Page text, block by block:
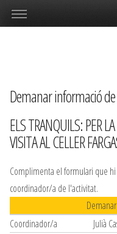
Demanar informació
ELS TRANQUILS: PER
VISITA AL CELLER
Complimenta el formulari que
coordinador/a de l'activitat.
Coordinador/a
Julià